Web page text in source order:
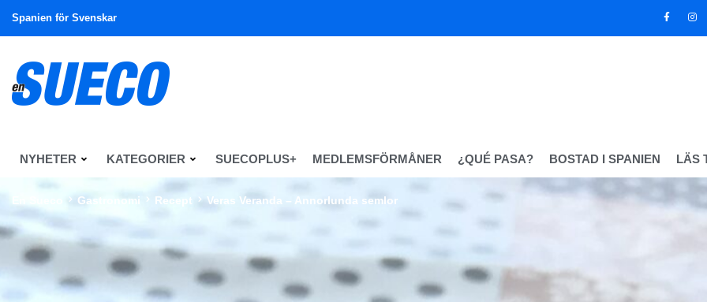
Spanien för Svenskar
NYHETER KATEGORIER SUECOPLUS+ MEDLEMSFÖRMÅNER ¿QUÉ PASA? BOSTAD I SPANIEN LÄS
Gastronomi Recept Veras Veranda – Annorlunda semlor